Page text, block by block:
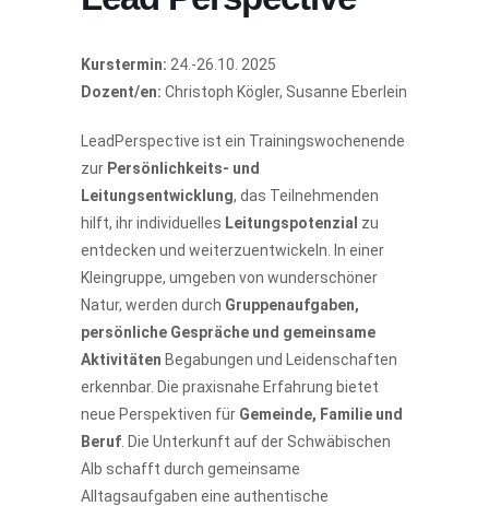
Kurstermin: 24.-26.10. 2025
Dozent/en: Christoph Kögler, Susanne Eberlein
LeadPerspective ist ein Trainingswochenende
zur Persönlichkeits- und
Leitungsentwicklung, das Teilnehmenden
hilft, ihr individuelles Leitungspotenzial zu
entdecken und weiterzuentwickeln. In einer
Kleingruppe, umgeben von wunderschöner
Natur, werden durch Gruppenaufgaben,
persönliche Gespräche und gemeinsame
Aktivitäten Begabungen und Leidenschaften
erkennbar. Die praxisnahe Erfahrung bietet
neue Perspektiven für Gemeinde, Familie und
Beruf . Die Unterkunft auf der Schwäbischen
Alb schafft durch gemeinsame
Alltagsaufgaben eine authentische